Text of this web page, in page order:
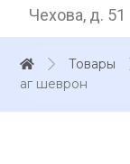
Чехова, д. 51
Товары
аг шеврон